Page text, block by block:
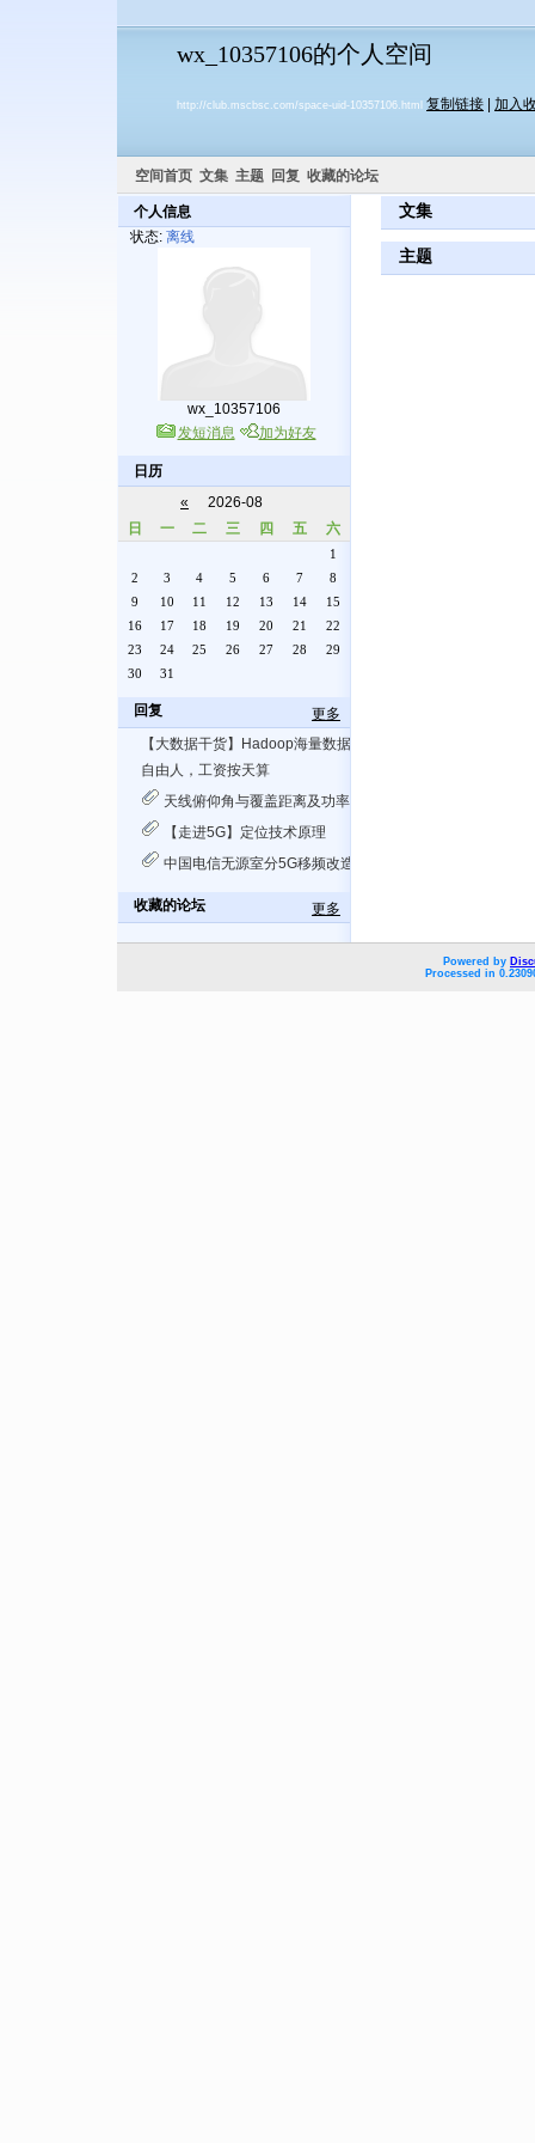
wx_10357106的个人空间
http://club.mscbsc.com/space-uid-10357106.html 复制链接 加入
空间首页 文集 主题 回复 收藏的论坛
个人信息
状态: 离线
wx_10357106
发短消息
加为好友
日历
«
2026-08
日
一 二 三 四 五 六
1
2
3 4 5 6 7
8
9
10 11 12 13 14
15
16
17 18 19 20 21
22
23
24 25 26 27 28
29
30
31
回复
更多
【大数据干货】Hadoop海量数据处理：技术详解与项目实战
自由人，工资按天算
天线俯仰角与覆盖距离及功率计算
【走进5G】定位技术原理
中国电信无源室分5G移频改造方案
收藏的论坛 更多
文集
主题
Powered by
Processed in